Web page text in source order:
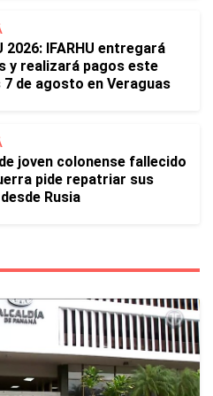
2026: IFARHU entregará
y realizará pagos este
7 de agosto en Veraguas
joven colonense fallecido
pide repatriar sus
Rusia